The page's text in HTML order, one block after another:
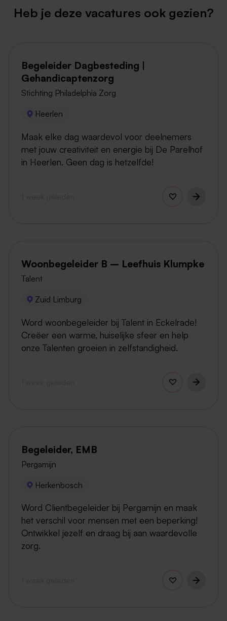
Heb je deze vacatures ook gezien?
Begeleider Dagbesteding |
Gehandicaptenzorg
Stichting Philadelphia Zorg
Heerlen
Maak elke dag waardevol voor deelnemers
met jouw creativiteit en energie bij De Parelhof
in Heerlen. Geen dag is hetzelfde!
Woonbegeleider B – Leefhuis Klumpke
Talent
Zuid Limburg
Word woonbegeleider bij Talent in Eckelrade!
Creëer een warme, huiselijke sfeer en help
onze Talenten groeien in zelfstandigheid.
Begeleider, EMB
Pergamijn
Herkenbosch
Word Clientbegeleider bij Pergamijn en maak
het verschil voor mensen met een beperking!
Ontwikkel jezelf en draag bij aan waardevolle
zorg.